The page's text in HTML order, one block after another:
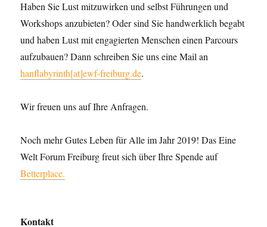
Haben Sie Lust mitzuwirken und selbst Führungen und
Workshops anzubieten? Oder sind Sie handwerklich begabt
und haben Lust mit engagierten Menschen einen Parcours
aufzubauen? Dann schreiben Sie uns eine Mail an
hanflabyrinth[at]ewf-freiburg.de.
Wir freuen uns auf Ihre Anfragen.
Noch mehr Gutes Leben für Alle im Jahr 2019! Das Eine
Welt Forum Freiburg freut sich über Ihre Spende auf
Betterplace.
Kontakt